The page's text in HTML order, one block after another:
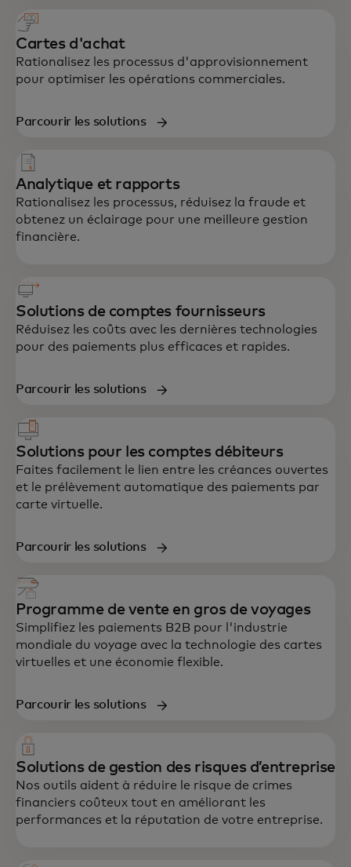
Cartes d'achat
Rationalisez les processus d'approvisionnement
pour optimiser les opérations commerciales.
Parcourir les solutions
Analytique et rapports
Rationalisez les processus, réduisez la fraude et
obtenez un éclairage pour une meilleure gestion
financière.
Solutions de comptes fournisseurs
Réduisez les coûts avec les dernières technologies
pour des paiements plus efficaces et rapides.
Parcourir les solutions
Solutions pour les comptes débiteurs
Faites facilement le lien entre les créances ouvertes
et le prélèvement automatique des paiements par
carte virtuelle.
Parcourir les solutions
Programme de vente en gros de voyages
Simplifiez les paiements B2B pour l'industrie
mondiale du voyage avec la technologie des cartes
virtuelles et une économie flexible.
Parcourir les solutions
Solutions de gestion des risques d’entreprise
Nos outils aident à réduire le risque de crimes
financiers coûteux tout en améliorant les
performances et la réputation de votre entreprise.